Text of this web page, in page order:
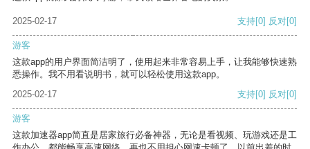
2025-02-17 支持[0] 反对[0]
游客
这款app的用户界面简洁明了，使用起来非常容易上手，让我能够快速熟
悉操作。我不用看说明书，就可以轻松使用这款app。
2025-02-17
支持[0] 反对[0]
游客
这款加速器app简直是居家旅行必备神器，无论是看视频、玩游戏还是工